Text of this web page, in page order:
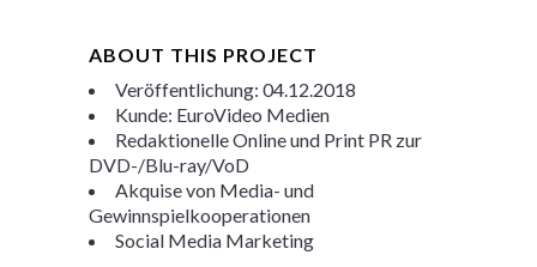
ABOUT THIS PROJECT
Veröffentlichung: 04.12.2018
Kunde: EuroVideo Medien
Redaktionelle Online und Print PR zur
DVD-/Blu-ray/VoD
Akquise von Media- und
Gewinnspielkooperationen
Social Media Marketing